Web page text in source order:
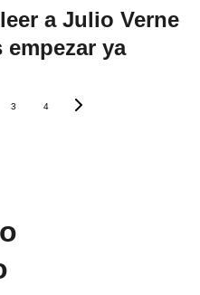
a Julio Verne
ya
3 4